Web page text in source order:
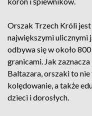
Orszak Trzech Króli
największymi ulicznymi
odbywa się w około
granicami. Jak
Baltazara, orszaki to
kolędowanie, a także
dzieci i dorosłych.